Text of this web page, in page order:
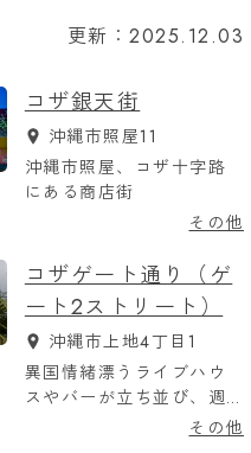
更新：2025.12.03
コザ銀天街
沖縄市照屋11
沖縄市照屋、コザ十字路
にある商店街
その他
コザゲート通り（ゲ
ート2ストリート）
沖縄市上地4丁目1
異国情緒漂うライブハウ
スやバーが立ち並び、週
末の夜は特に賑わいを見
その他